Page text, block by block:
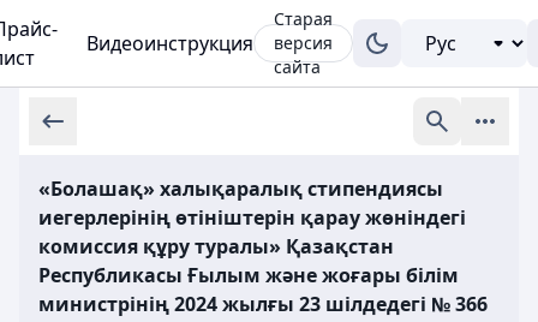
Видеоинструкция
Старая
версия
сайта
«Болашақ» халықаралық стипендиясы
иегерлерінің өтініштерін қарау жөніндегі
комиссия құру туралы» Қазақстан
Республикасы Ғылым және жоғары білім
министрінің 2024 жылғы 23 шілдедегі № 366